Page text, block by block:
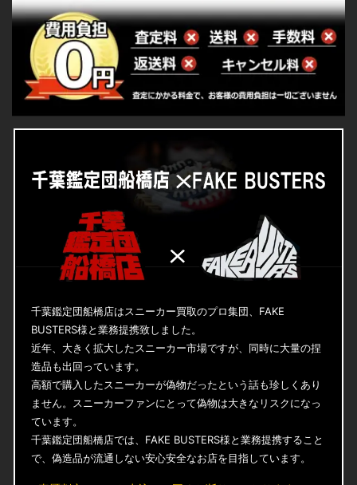
千葉鑑定団船橋店はスニーカー買取のプロ集団、FAKE
BUSTERS様と業務提携致しました。
近年、大きく拡大したスニーカー市場ですが、同時に大量の捏
造品も出回っています。
高額で購入したスニーカーが偽物だったという話も珍しくあり
ません。スニーカーファンにとって偽物は大きなリスクになっ
ています。
千葉鑑定団船橋店では、FAKE BUSTERS様と業務提携すること
で、偽造品が流通しない安心安全なお店を目指しています。